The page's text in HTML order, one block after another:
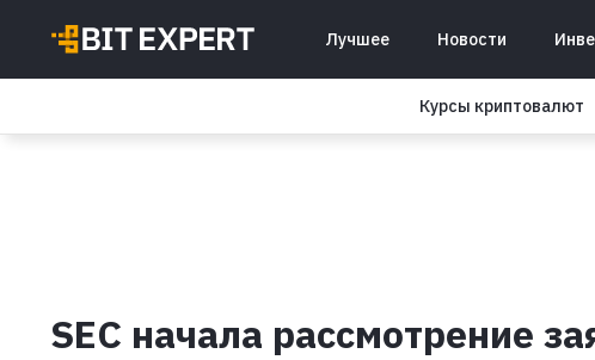
Лучшее Новости
Курсы криптовалют
SEC начала рассмотрение